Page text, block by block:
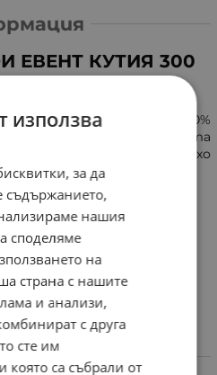
ЕВЕНТ КУТИЯ 300
произведени от 100%
на ежедневната
Да се съхранява на сухо
в ушния канал.
CARE
използва
за да
съдържанието,
нашия
споделяме
на
страна с нашите
и анализи,
с друга
сте им
която са събрали от